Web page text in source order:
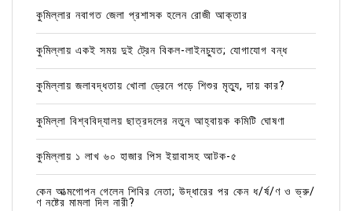
কুমিল্লার নবাগত জেলা প্রশাসক হলেন রোজী আক্তার
কুমিল্লায় একই সময় দুই ট্রেন বিকল-লাইনচ্যুত; যোগাযোগ বন্ধ
কুমিল্লায় জলাবদ্ধতায় খোলা ড্রেনে পড়ে শিশুর মৃত্যু, দায় কার?
কুমিল্লা বিশ্ববিদ্যালয় ছাত্রদলের নতুন আহ্বায়ক কমিটি ঘোষণা
কুমিল্লায় ১ লাখ ৬০ হাজার পিস ইয়াবাসহ আটক-৫
কেন আত্মগোপন গেলেন শিবির নেতা; উদ্ধারের পর কেন ধ/র্ষ/ণ ও ভ্রু/
ণ নষ্টের মামলা দিল নারী?